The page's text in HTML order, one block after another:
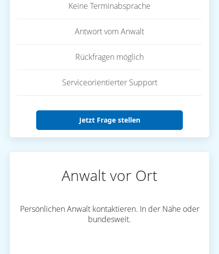
Keine Terminabsprache
Antwort vom Anwalt
Rückfragen möglich
Serviceorientierter Support
Jetzt Frage stellen
Anwalt vor Ort
Persönlichen Anwalt kontaktieren. In der Nähe oder
bundesweit.